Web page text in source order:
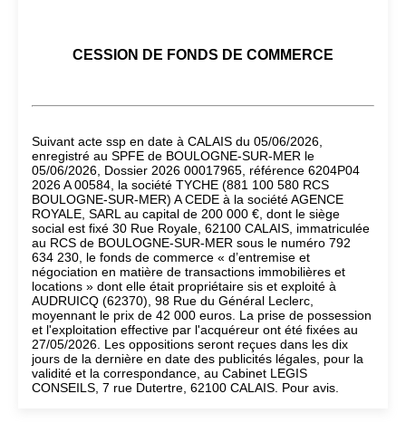
CESSION DE FONDS DE COMMERCE
Suivant acte ssp en date à CALAIS du 05/06/2026,
enregistré au SPFE de BOULOGNE-SUR-MER le
05/06/2026, Dossier 2026 00017965, référence 6204P04
2026 A 00584, la société TYCHE (881 100 580 RCS
BOULOGNE-SUR-MER) A CEDE à la société AGENCE
ROYALE, SARL au capital de 200 000 €, dont le siège
social est fixé 30 Rue Royale, 62100 CALAIS, immatriculée
au RCS de BOULOGNE-SUR-MER sous le numéro 792
634 230, le fonds de commerce « d’entremise et
négociation en matière de transactions immobilières et
locations » dont elle était propriétaire sis et exploité à
AUDRUICQ (62370), 98 Rue du Général Leclerc,
moyennant le prix de 42 000 euros. La prise de possession
et l'exploitation effective par l'acquéreur ont été fixées au
27/05/2026. Les oppositions seront reçues dans les dix
jours de la dernière en date des publicités légales, pour la
validité et la correspondance, au Cabinet LEGIS
CONSEILS, 7 rue Dutertre, 62100 CALAIS. Pour avis.